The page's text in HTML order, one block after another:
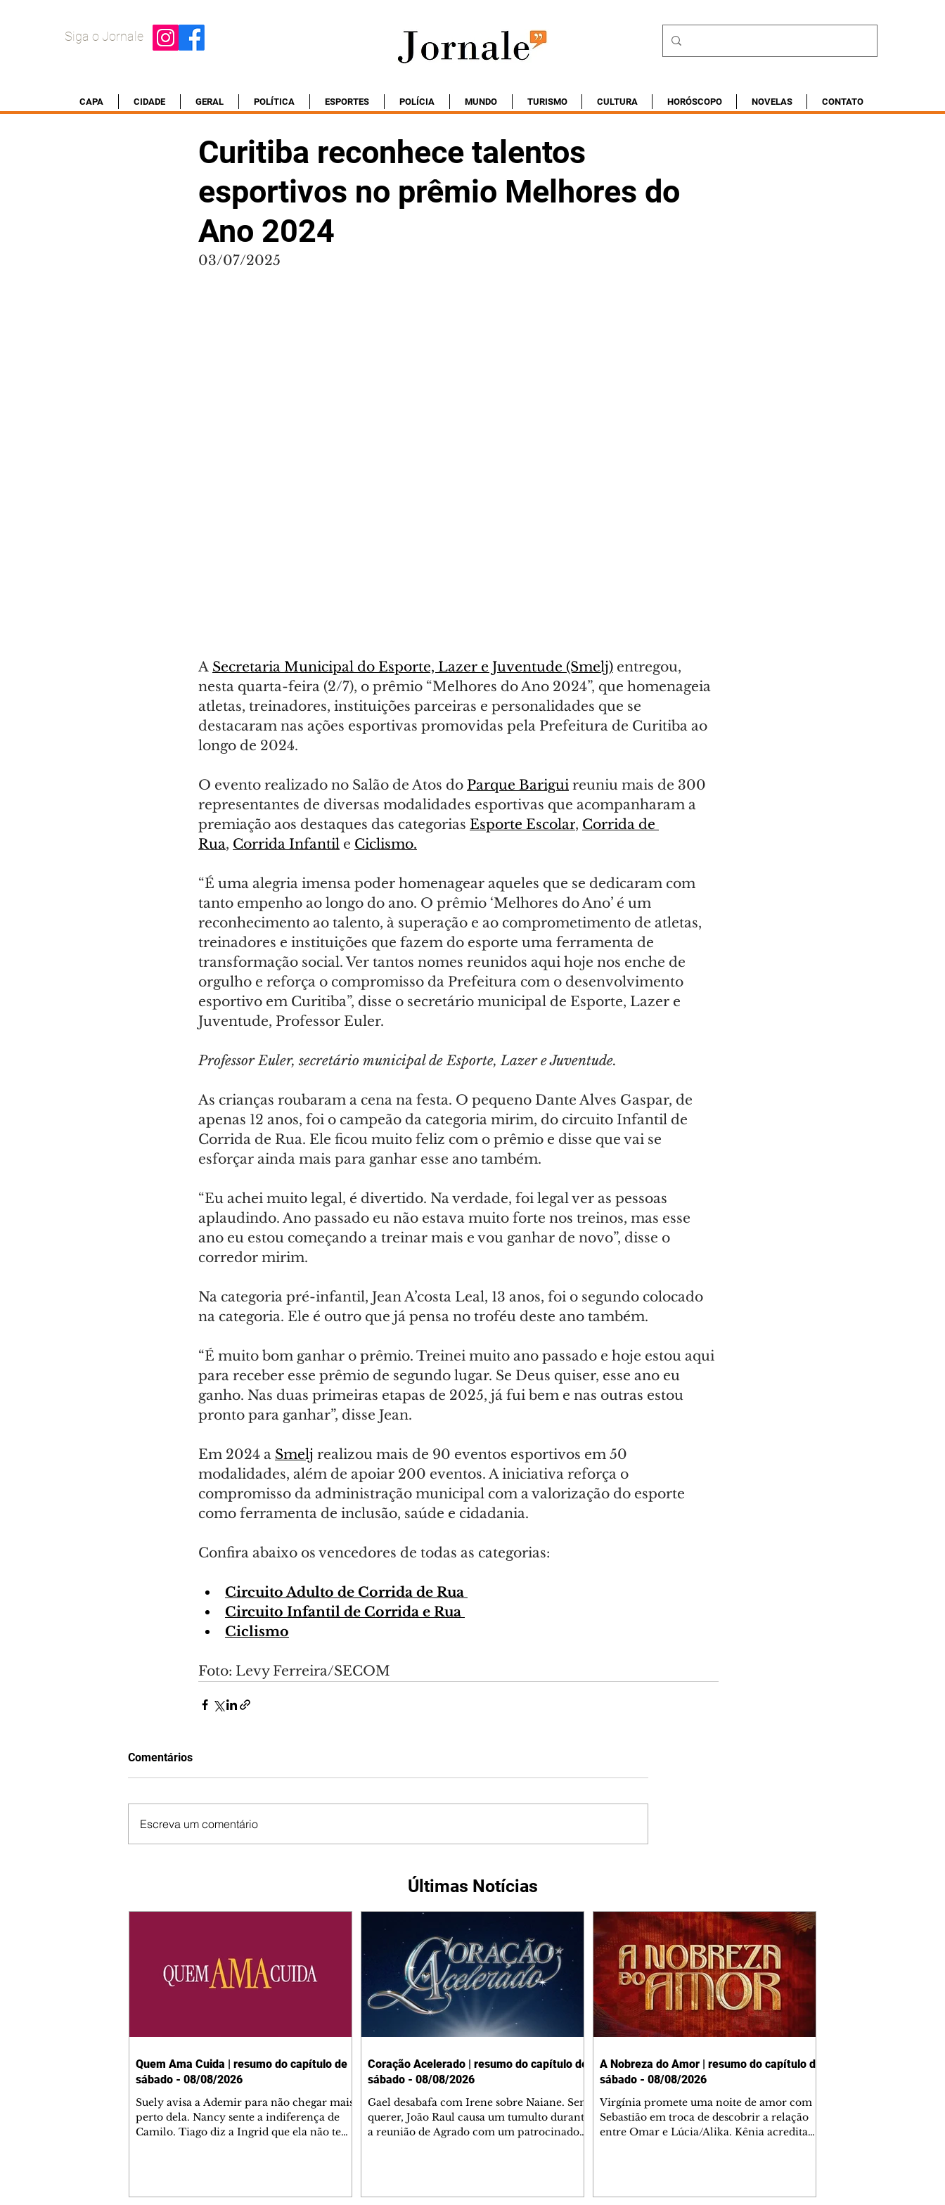
Siga o Jornale
CAPA CIDADE GERAL POLÍTICA ESPORTES POLÍCIA MUNDO TURISMO CULTURA HORÓSCOPO NOVELAS CONTATO
Curitiba reconhece talentos
esportivos no prêmio Melhores do
Ano 2024
03/07/2025
A Secretaria Municipal do Esporte, Lazer e Juventude (Smelj) entregou,
nesta quarta-feira (2/7), o prêmio “Melhores do Ano 2024”, que homenageia
atletas, treinadores, instituições parceiras e personalidades que se
destacaram nas ações esportivas promovidas pela Prefeitura de Curitiba ao
longo de 2024.
O evento realizado no Salão de Atos do Parque Barigui reuniu mais de 300
representantes de diversas modalidades esportivas que acompanharam a
premiação aos destaques das categorias Esporte Escolar, Corrida de
Rua, Corrida Infantil e Ciclismo.
“É uma alegria imensa poder homenagear aqueles que se dedicaram com
tanto empenho ao longo do ano. O prêmio ‘Melhores do Ano’ é um
reconhecimento ao talento, à superação e ao comprometimento de atletas,
treinadores e instituições que fazem do esporte uma ferramenta de
transformação social. Ver tantos nomes reunidos aqui hoje nos enche de
orgulho e reforça o compromisso da Prefeitura com o desenvolvimento
esportivo em Curitiba”, disse o secretário municipal de Esporte, Lazer e
Juventude, Professor Euler.
Professor Euler, secretário municipal de Esporte, Lazer e Juventude.
As crianças roubaram a cena na festa. O pequeno Dante Alves Gaspar, de
apenas 12 anos, foi o campeão da categoria mirim, do circuito Infantil de
Corrida de Rua. Ele ficou muito feliz com o prêmio e disse que vai se
esforçar ainda mais para ganhar esse ano também.
“Eu achei muito legal, é divertido. Na verdade, foi legal ver as pessoas
aplaudindo. Ano passado eu não estava muito forte nos treinos, mas esse
ano eu estou começando a treinar mais e vou ganhar de novo”, disse o
corredor mirim.
Na categoria pré-infantil, Jean A’costa Leal, 13 anos, foi o segundo colocado
na categoria. Ele é outro que já pensa no troféu deste ano também.
“É muito bom ganhar o prêmio. Treinei muito ano passado e hoje estou aqui
para receber esse prêmio de segundo lugar. Se Deus quiser, esse ano eu
ganho. Nas duas primeiras etapas de 2025, já fui bem e nas outras estou
pronto para ganhar”, disse Jean.
Em 2024 a Smelj realizou mais de 90 eventos esportivos em 50
modalidades, além de apoiar 200 eventos. A iniciativa reforça o
compromisso da administração municipal com a valorização do esporte
como ferramenta de inclusão, saúde e cidadania.
Confira abaixo os vencedores de todas as categorias:
Circuito Adulto de Corrida de Rua
Circuito Infantil de Corrida e Rua
Ciclismo
Foto: Levy Ferreira/SECOM
Comentários
Escreva um comentário
Últimas Notícias
Quem Ama Cuida | resumo do capítulo de
sábado - 08/08/2026
Suely avisa a Ademir para não chegar mais
perto dela. Nancy sente a indiferença de
Camilo. Tiago diz a Ingrid que ela não tem
Coração Acelerado | resumo do capítulo de
sábado - 08/08/2026
Gael desabafa com Irene sobre Naiane. Sem
querer, João Raul causa um tumulto durante
a reunião de Agrado com um patrocinador.
A Nobreza do Amor | resumo do capítulo de
sábado - 08/08/2026
Virgínia promete uma noite de amor com
Sebastião em troca de descobrir a relação
entre Omar e Lúcia/Alika. Kênia acredita